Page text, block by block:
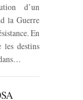
d’un
la Guerre
En
destins